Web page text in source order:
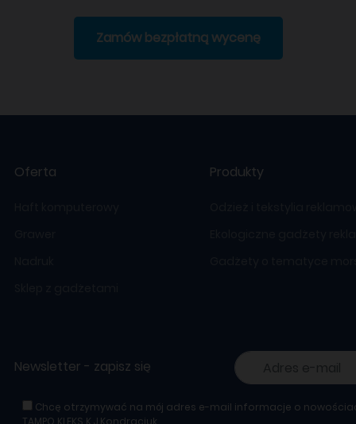
Zamów bezpłatną wycenę
Oferta Produkty
Newsletter - zapisz się
Chcę otrzymywać na mój adres e-mail informacje o
TAMPO KLEKS K.J.Kondraciuk.